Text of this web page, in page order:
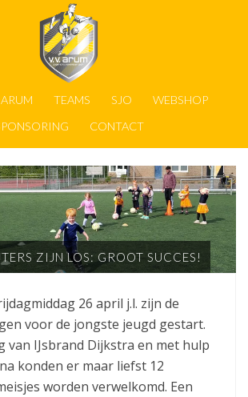
TEAMS SJO
WEBSHOP
CONTACT
ZIJN LOS: GROOT SUCCES!
26 april j.l. zijn de
voor de jongste jeugd gestart.
van IJsbrand Dijkstra en met hulp
konden er maar liefst 12
worden verwelkomd. Een